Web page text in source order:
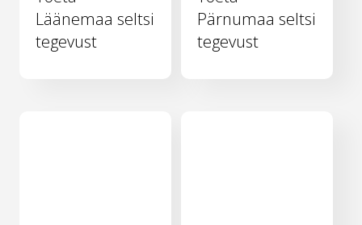
Läänemaa seltsi
tegevust
Pärnumaa seltsi
tegevust